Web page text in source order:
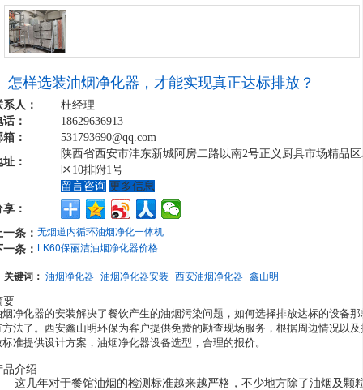
怎样选装油烟净化器，才能实现真正达标排放？
系人：
杜经理
：
18629636913
：
531793690@qq.com​
：
陕西省西安市沣东新城阿房二路以南2号正义厨具市场精品
区10排附1号
留言咨询 更多信息
：
条： 无烟道内循环油烟净化一体机
条： LK60保丽洁油烟净化器价格
关键词： 油烟净化器 油烟净化器安装 西安油烟净化器 鑫山明
要
烟净化器的安装解决了餐饮产生的油烟污染问题，如何选择排放达标的设备那
方法了。西安鑫山明环保为客户提供免费的勘查现场服务，根据周边情况以及
准提供设计方案，油烟净化器设备选型，合理的报价。
品介绍
这几年对于餐馆油烟的检测标准越来越严格，不少地方除了油烟及颗